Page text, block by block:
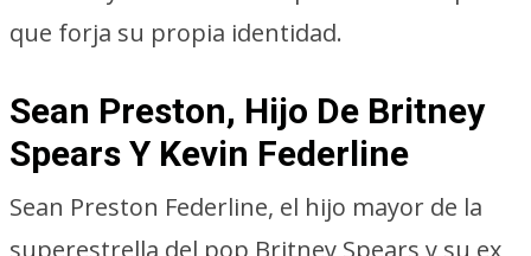
que forja su propia identidad.
Sean Preston, Hijo De Britney
Spears Y Kevin Federline
Sean Preston Federline, el hijo mayor de la
superestrella del pop Britney Spears y su ex